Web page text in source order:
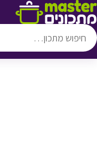
דלג לתוכן
♥ הוספה